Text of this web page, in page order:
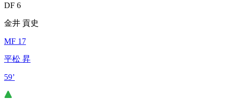
DF 6
金井 貢史
MF 17
平松 昇
59’